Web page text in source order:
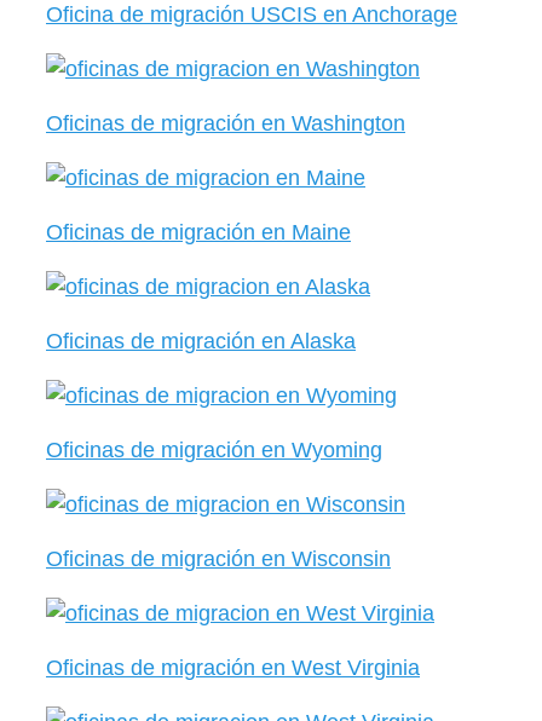
Oficina de migración USCIS en Anchorage
Oficinas de migración en Washington
Oficinas de migración en Maine
Oficinas de migración en Alaska
Oficinas de migración en Wyoming
Oficinas de migración en Wisconsin
Oficinas de migración en West Virginia